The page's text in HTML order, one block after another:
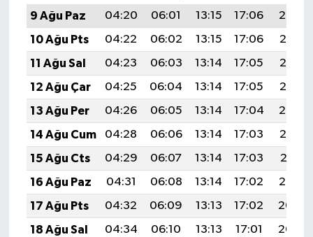
9 Ağu Paz
04:20 06:01 13:15 17:06
20:19
10 Ağu Pts
04:22 06:02 13:15 17:06
20:18
11 Ağu Sal
04:23 06:03 13:14 17:05
20:16
12 Ağu Çar
04:25 06:04 13:14 17:05
20:15
13 Ağu Per
04:26 06:05 13:14 17:04
20:14
14 Ağu Cum
04:28 06:06 13:14 17:03
20:12
15 Ağu Cts
04:29 06:07 13:14 17:03
20:11
16 Ağu Paz
04:31 06:08 13:14 17:02
20:10
17 Ağu Pts
04:32 06:09 13:13 17:02
20:08
18 Ağu Sal
04:34 06:10 13:13 17:01
20:07